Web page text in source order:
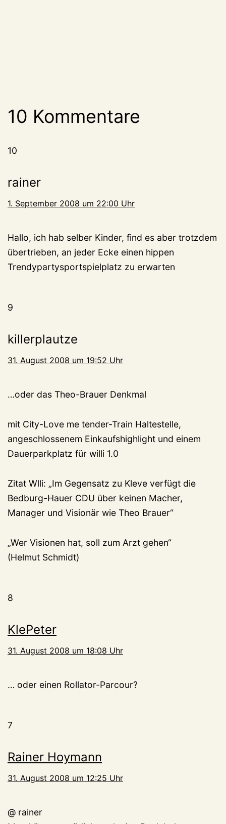
10 Kommentare
10
rainer
1. September 2008 um 22:00 Uhr
Hallo, ich hab selber Kinder, find es aber trotzdem
übertrieben, an jeder Ecke einen hippen
Trendypartysportspielplatz zu erwarten
9
killerplautze
31. August 2008 um 19:52 Uhr
…oder das Theo-Brauer Denkmal
mit City-Love me tender-Train Haltestelle,
angeschlossenem Einkaufshighlight und einem
Dauerparkplatz für willi 1.0
Zitat Wlli: „Im Gegensatz zu Kleve verfügt die
Bedburg-Hauer CDU über keinen Macher,
Manager und Visionär wie Theo Brauer“
„Wer Visionen hat, soll zum Arzt gehen“
(Helmut Schmidt)
8
KlePeter
31. August 2008 um 18:08 Uhr
… oder einen Rollator-Parcour?
7
Rainer Hoymann
31. August 2008 um 12:25 Uhr
@ rainer